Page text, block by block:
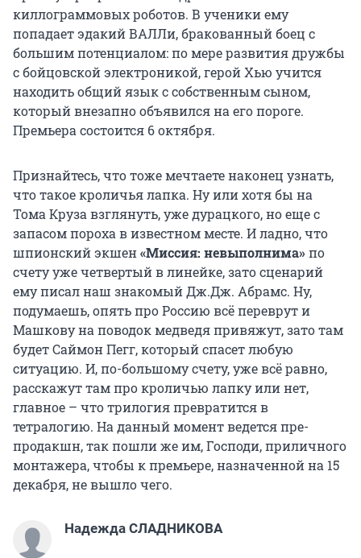
киллограммовых роботов. В ученики ему
попадает эдакий ВАЛЛи, бракованный боец с
большим потенциалом: по мере развития дружбы
с бойцовской электроникой, герой Хью учится
находить общий язык с собственным сыном,
который внезапно объявился на его пороге.
Премьера состоится 6 октября.
Признайтесь, что тоже мечтаете наконец узнать,
что такое кроличья лапка. Ну или хотя бы на
Тома Круза взглянуть, уже дурацкого, но еще с
запасом пороха в известном месте. И ладно, что
шпионский экшен«Миссия: невыполнима»по
счету уже четвертый в линейке, зато сценарий
ему писал наш знакомый Дж.Дж. Абрамс. Ну,
подумаешь, опять про Россию всё переврут и
Машкову на поводок медведя привяжут, зато там
будет Саймон Пегг, который спасет любую
ситуацию. И, по-большому счету, уже всё равно,
расскажут там про кроличью лапку или нет,
главное – что трилогия превратится в
тетралогию. На данный момент ведется пре-
продакшн, так пошли же им, Господи, приличного
монтажера, чтобы к премьере, назначенной на 15
декабря, не вышло чего.
Надежда СЛАДНИКОВА